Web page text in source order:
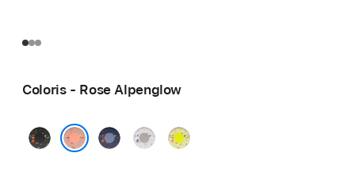
Coloris - Rose Alpenglow
Noir
Blue
Gris
Volt